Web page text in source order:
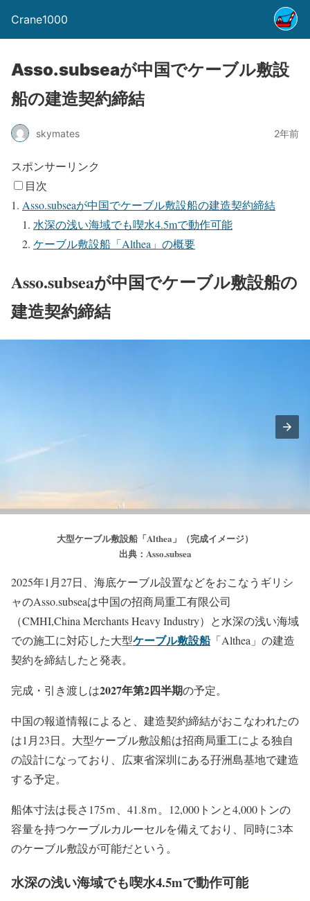
Crane1000
Asso.subseaが中国でケーブル敷設
船の建造契約締結
skymates 2年前
スポンサーリンク
目次
Asso.subseaが中国でケーブル敷設船の建造契約締結
水深の浅い海域でも喫水4.5mで動作可能
ケーブル敷設船「Althea」の概要
Asso.subseaが中国でケーブル敷設船の
建造契約締結
大型ケーブル敷設船「Althea」（完成イメージ）
出典：Asso.subsea
2025年1月27日、海底ケーブル設置などをおこなうギリシ
ャのAsso.subseaは中国の招商局重工有限公司
（CMHI,China Merchants Heavy Industry）と水深の浅い海域
での施工に対応した大型ケーブル敷設船「Althea」の建造
契約を締結したと発表。
完成・引き渡しは2027年第2四半期の予定。
中国の報道情報によると、建造契約締結がおこなわれたの
は1月23日。大型ケーブル敷設船は招商局重工による独自
の設計になっており、広東省深圳にある孖洲島基地で建造
する予定。
船体寸法は長さ175ｍ、41.8ｍ。12,000トンと4,000トンの
容量を持つケーブルカルーセルを備えており、同時に3本
のケーブル敷設が可能だという。
水深の浅い海域でも喫水4.5mで動作可能